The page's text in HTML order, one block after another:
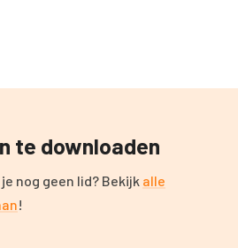
te downloaden
nog geen lid? Bekijk alle
!